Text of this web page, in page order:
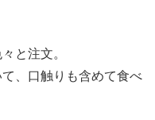
と注文。
、口触りも含めて食べ